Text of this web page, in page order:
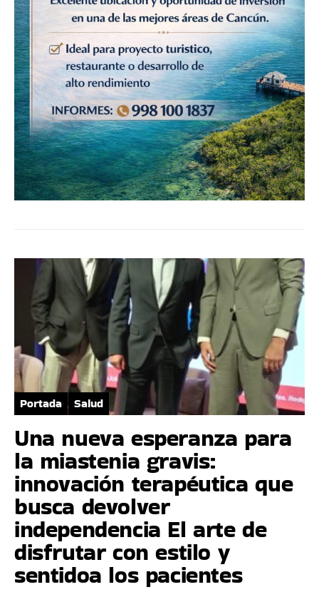
Portada Salud
Una nueva esperanza para
la miastenia gravis:
innovación terapéutica que
busca devolver
independencia El arte de
disfrutar con estilo y
sentidoa los pacientes